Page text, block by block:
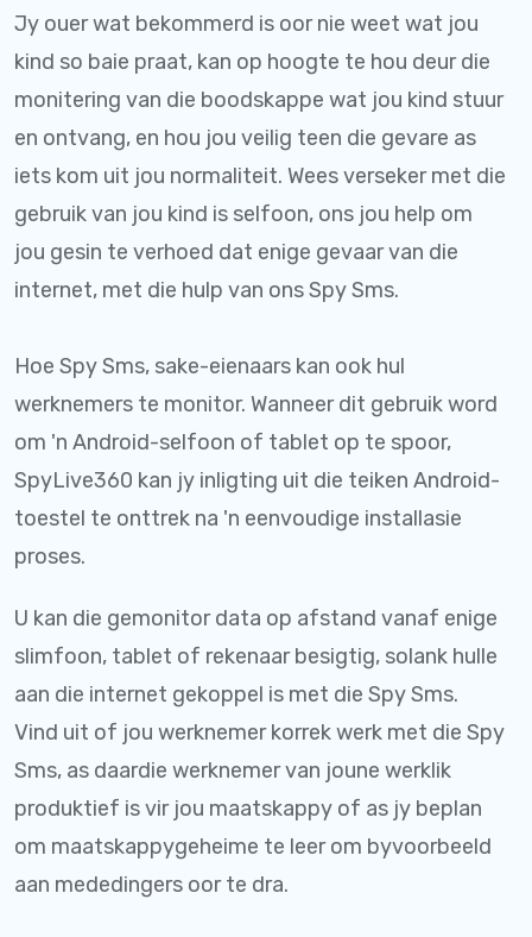
Jy ouer wat bekommerd is oor nie weet wat jou
kind so baie praat, kan op hoogte te hou deur die
monitering van die boodskappe wat jou kind stuur
en ontvang, en hou jou veilig teen die gevare as
iets kom uit jou normaliteit. Wees verseker met die
gebruik van jou kind is selfoon, ons jou help om
jou gesin te verhoed dat enige gevaar van die
internet, met die hulp van ons Spy Sms.
Hoe Spy Sms, sake-eienaars kan ook hul
werknemers te monitor. Wanneer dit gebruik word
om 'n Android-selfoon of tablet op te spoor,
SpyLive360 kan jy inligting uit die teiken Android-
toestel te onttrek na 'n eenvoudige installasie
proses.
U kan die gemonitor data op afstand vanaf enige
slimfoon, tablet of rekenaar besigtig, solank hulle
aan die internet gekoppel is met die Spy Sms.
Vind uit of jou werknemer korrek werk met die Spy
Sms, as daardie werknemer van joune werklik
produktief is vir jou maatskappy of as jy beplan
om maatskappygeheime te leer om byvoorbeeld
aan mededingers oor te dra.